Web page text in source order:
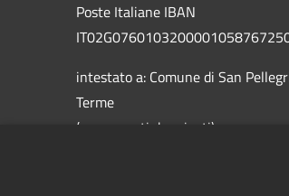
Poste Italiane IBAN
intestato a: Comune di San
Terme
(versamenti da privati)